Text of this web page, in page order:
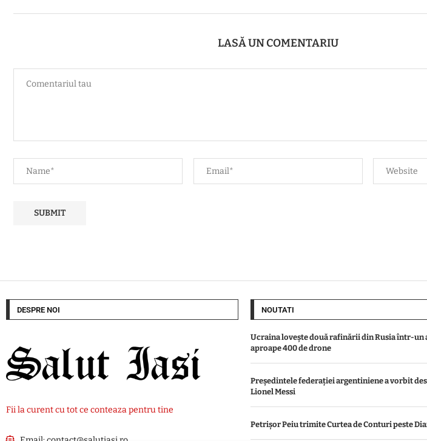
LASĂ UN COMENTARIU
DESPRE NOI
Fii la curent cu tot ce conteaza pentru tine
NOUTATI
Ucraina lovește două rafinării din Rusia într-un
aproape 400 de drone
Președintele federației argentiniene a vorbit
Lionel Messi
Petrișor Peiu trimite Curtea de Conturi peste